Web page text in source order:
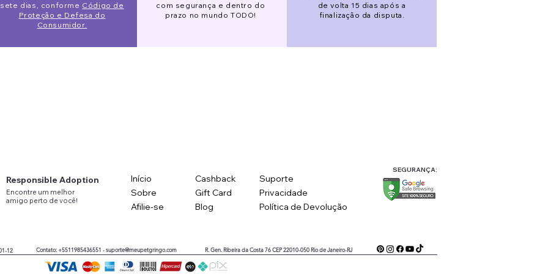
sete dias, conforme Código de
Proteção e Defesa do
Consumidor.
com segurança e dentro do
prazo no mundo TODO!
de volta 15 dias após a
finalização da disputa.
12 Contato: +5511985436551 -suporte@meupetgringo.com R. Gen. Ribeira da Costa 76 CEP 22010-050 Rio de Janeiro-RJ
Responsible Adoption
Encontre um melhor
amigo perto de você!
Início
Sobre
Afilie-se
Cashback
Gift Card
Blog
Suporte
Privacidade
Política de Devolução
SEGURANÇA: